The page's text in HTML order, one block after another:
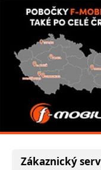
Zákaznický